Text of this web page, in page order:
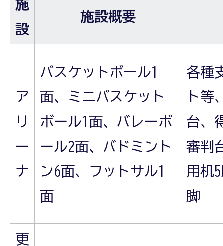
施
設
施設概要
ア
リ
ー
ナ
バスケットボール1
面、ミニバスケット
ボール1面、バレーボ
ール2面、バドミント
ン6面、フットサル1
面
各種
ト等
台、
審判
用机
脚
更